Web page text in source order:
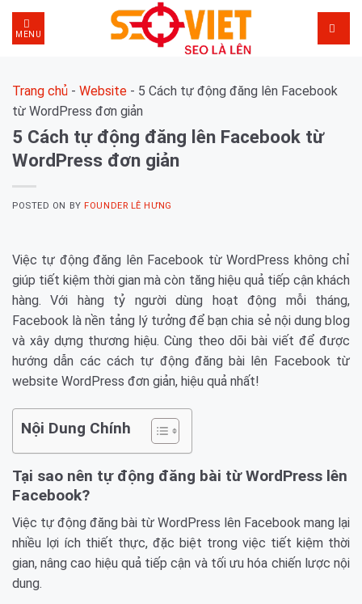
Skip
content
MENU
Trang chủ - Website - 5 Cách tự động đăng lên Facebook
từ WordPress đơn giản
5 Cách tự động đăng lên Facebook từ
WordPress đơn giản
POSTED ON BYFOUNDER LÊ HƯNG
Việc tự động đăng lên Facebook từ WordPress không chỉ
giúp tiết kiệm thời gian mà còn tăng hiệu quả tiếp cận khách
hàng. Với hàng tỷ người dùng hoạt động mỗi tháng,
Facebook là nền tảng lý tưởng để bạn chia sẻ nội dung blog
và xây dựng thương hiệu. Cùng theo dõi bài viết để được
hướng dẫn các cách tự động đăng bài lên Facebook từ
website WordPress đơn giản, hiệu quả nhất!
Nội Dung Chính
Tại sao nên tự động đăng bài từ WordPress lên
Facebook?
Việc tự động đăng bài từ WordPress lên Facebook mang lại
nhiều lợi ích thiết thực, đặc biệt trong việc tiết kiệm thời
gian, nâng cao hiệu quả tiếp cận và tối ưu hóa chiến lược nội
dung.